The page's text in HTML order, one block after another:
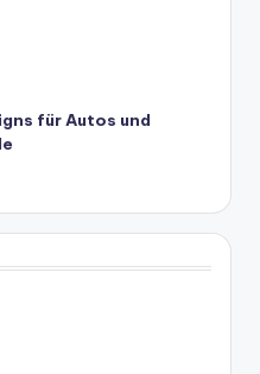
für Autos und